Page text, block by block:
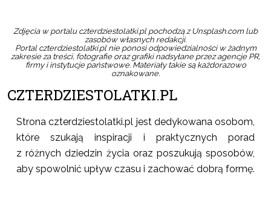
Zdjęcia w portalu czterdziestolatki.pl pochodzą z Unsplash.com lub
zasobów własnych redakcji.
Portal czterdziestolatki.pl nie ponosi odpowiedzialności w żadnym
zakresie za treści, fotografie oraz grafiki nadsyłane przez agencje PR,
firmy i instytucje państwowe. Materiały takie są każdorazowo
oznakowane.
CZTERDZIESTOLATKI.PL
Strona czterdziestolatki.pl jest dedykowana osobom,
które szukają inspiracji i praktycznych porad
z różnych dziedzin życia oraz poszukują sposobów,
aby spowolnić upływ czasu i zachować dobrą formę.